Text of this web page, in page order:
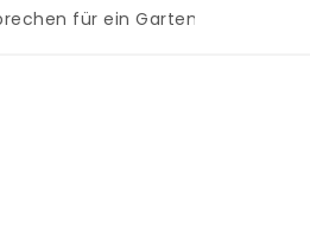
für ein Gartentor aus